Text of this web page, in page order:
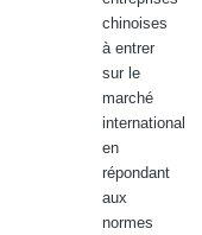
chinoises
à entrer
sur le
marché
international
en
répondant
aux
normes